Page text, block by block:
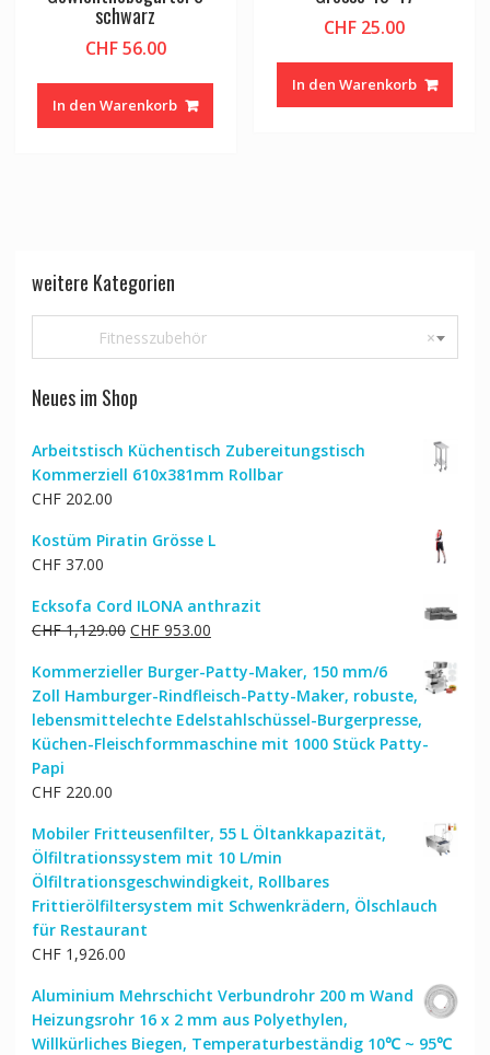
schwarz
CHF56.00
In den Warenkorb
CHF 25.00
In den Warenkorb
weitere Kategorien
×
Fitnesszubehör
Neues im Shop
Arbeitstisch Küchentisch Zubereitungstisch
Kommerziell 610x381mm Rollbar
CHF202.00
Kostüm Piratin Grösse L
CHF37.00
Ecksofa Cord ILONA anthrazit
CHF1,129.00 Ursprünglicher
war:
CHF 1,129.00
CHF953.00Aktueller
ist:
CHF 953.00.
Kommerzieller Burger-Patty-Maker, 150 mm/6
Zoll Hamburger-Rindfleisch-Patty-Maker, robuste,
lebensmittelechte Edelstahlschüssel-Burgerpresse,
Küchen-Fleischformmaschine mit 1000 Stück Patty-
Papi
CHF220.00
Mobiler Fritteusenfilter, 55 L Öltankkapazität,
Ölfiltrationssystem mit 10 L/min
Ölfiltrationsgeschwindigkeit, Rollbares
Frittierölfiltersystem mit Schwenkrädern, Ölschlauch
für Restaurant
CHF1,926.00
Aluminium Mehrschicht Verbundrohr 200 m Wand
Heizungsrohr 16 x 2 mm aus Polyethylen,
Willkürliches Biegen, Temperaturbeständig 10℃ ~ 95℃